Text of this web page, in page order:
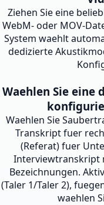
Ziehen Sie eine
WebM- oder MOV-
System waehlt
dedizierte
Waehlen Sie eine
Waehlen Sie
Transkript fuer
(Referat) fuer
Interviewtranskript
Bezeichnungen.
(Taler 1/Taler 2),
waehlen